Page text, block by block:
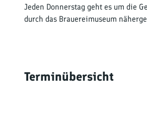
Jeden Donnerstag geht es um die
durch das Brauereimuseum
Terminübersicht